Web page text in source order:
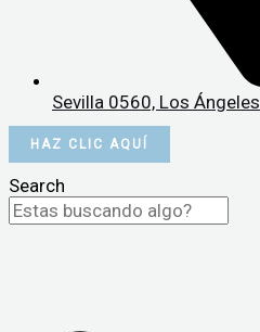
Sevilla 0560, Los Ángeles
HAZ CLIC AQUÍ
Search